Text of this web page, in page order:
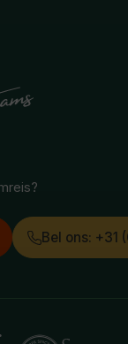
Bel ons: +31